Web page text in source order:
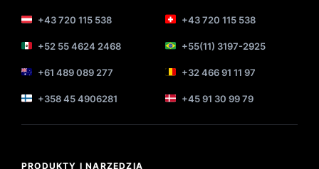
+43 720 115 538 +43 720 115 538
+52 55 4624 2468 +55(11) 3197-2925
+61 489 089 277 +32 466 91 11 97
+358 45 4906281 +45 91 30 99 79
PRODUKTY I NARZĘDZIA